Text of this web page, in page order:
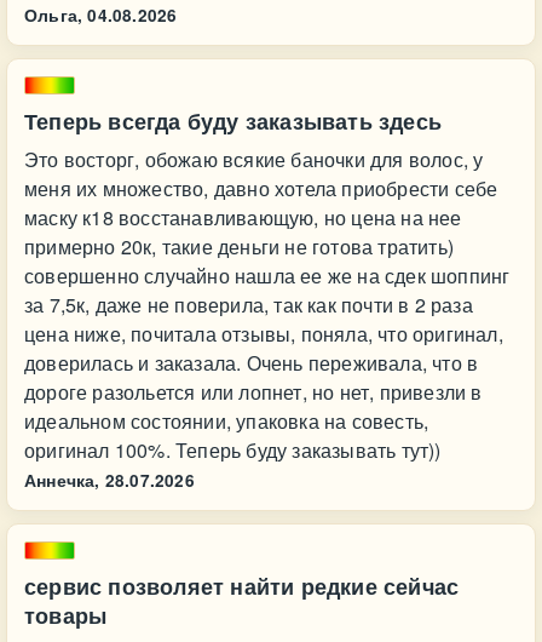
Ольга, 04.08.2026
Теперь всегда буду заказывать здесь
Это восторг, обожаю всякие баночки для волос, у
меня их множество, давно хотела приобрести себе
маску к18 восстанавливающую, но цена на нее
примерно 20к, такие деньги не готова тратить)
совершенно случайно нашла ее же на сдек шоппинг
за 7,5к, даже не поверила, так как почти в 2 раза
цена ниже, почитала отзывы, поняла, что оригинал,
доверилась и заказала. Очень переживала, что в
дороге разольется или лопнет, но нет, привезли в
идеальном состоянии, упаковка на совесть,
оригинал 100%. Теперь буду заказывать тут))
Аннечка, 28.07.2026
сервис позволяет найти редкие сейчас
товары